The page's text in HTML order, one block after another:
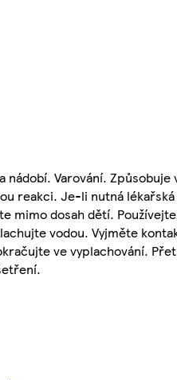
nádobí. Varování.
reakci. Je-li nutná
mimo dosah dětí.
vodou. Vyjměte
ve vyplachování.